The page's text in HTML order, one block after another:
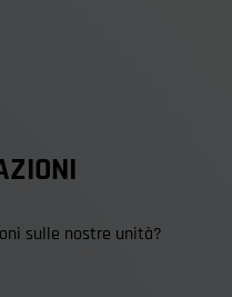
sulle nostre unità?